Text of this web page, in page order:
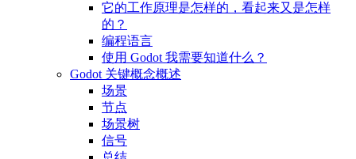
它的工作原理是怎样的，看起来又是怎样
的？
编程语言
使用 Godot 我需要知道什么？
Godot 关键概念概述
场景
节点
场景树
信号